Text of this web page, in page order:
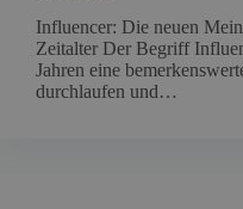
Influencer: Die neuen
Zeitalter Der Begriff
Jahren eine
durchlaufen und…